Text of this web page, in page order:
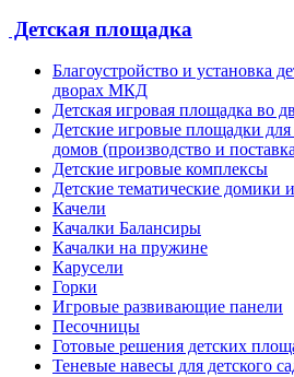
Детская площадка
Благоустройство и установка
дворах МКД
Детская игровая площадка во
Детские игровые площадки
домов (производство и
Детские игровые комплексы
Детские тематические домики
Качели
Качалки Балансиры
Качалки на пружине
Карусели
Горки
Игровые развивающие панели
Песочницы
Готовые решения детских
Теневые навесы для детского